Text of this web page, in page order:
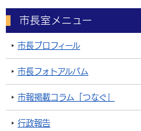
市長室メニュー
市長プロフィール
市長フォトアルバム
市報掲載コラム「つなぐ」
行政報告